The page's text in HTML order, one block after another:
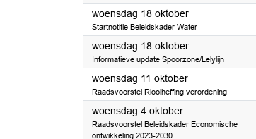
woensdag 18 oktober2023
Startnotitie Beleidskader Water
woensdag 18 oktober2023
Informatieve update Spoorzone/Lelylijn
woensdag 11 oktober2023
Raadsvoorstel Rioolheffing verordening
woensdag 4 oktober2023
Raadsvoorstel Beleidskader Economische
ontwikkeling 2023-2030